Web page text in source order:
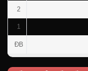
2
1
ĐB